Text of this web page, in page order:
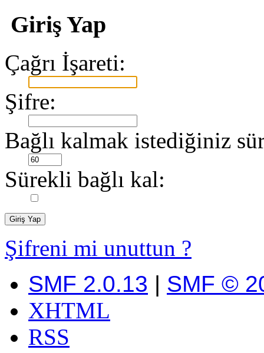
Giriş Yap
Çağrı İşareti:
Şifre:
Bağlı kalmak istediğiniz
Sürekli bağlı kal:
Şifreni mi unuttun ?
SMF 2.0.13 | SMF ©
XHTML
RSS